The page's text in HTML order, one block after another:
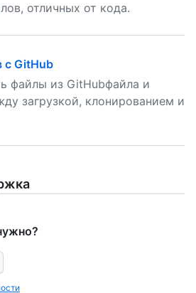
отличных от кода.
с GitHub
файлы из GitHubфайла и
загрузкой, клонированием и